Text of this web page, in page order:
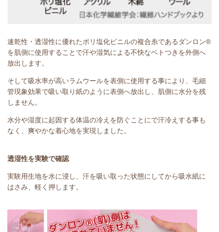
速乾性・透湿性に優れたポリ塩化ビニルの複合糸であるダンロン®
を肌側に使用することで汗や湿気による不快なベトつきを外側へ
放出します。
そして吸水率が高いラムウールを表側に使用する事により、毛細
管現象効果で吸い取り紙のように表側へ放出し、肌側に水分を残
しません。
水分や湿度に起因する体温の冷えを防ぐことにで汗冷えする事も
なく、爽やかな着心地を実現しました。
透湿性を実験で確認
実験用生地を水に浸し、汗を吸い取った状態にしてから吸水紙に
はさみ、軽く押します。